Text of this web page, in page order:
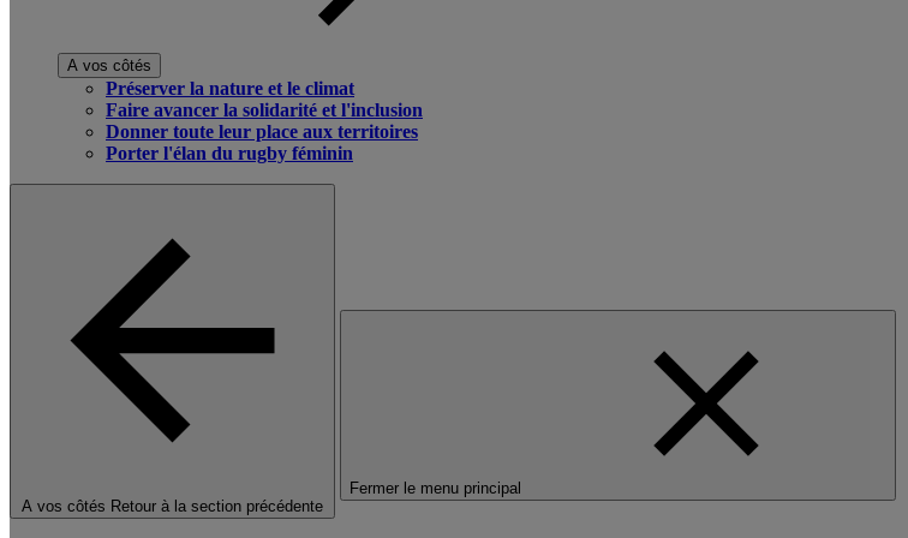
A vos côtés
Préserver la nature et le climat
Faire avancer la solidarité et l'inclusion
Donner toute leur place aux territoires
Porter l'élan du rugby féminin
A vos côtés Retour à la section précédente
Fermer le menu principal